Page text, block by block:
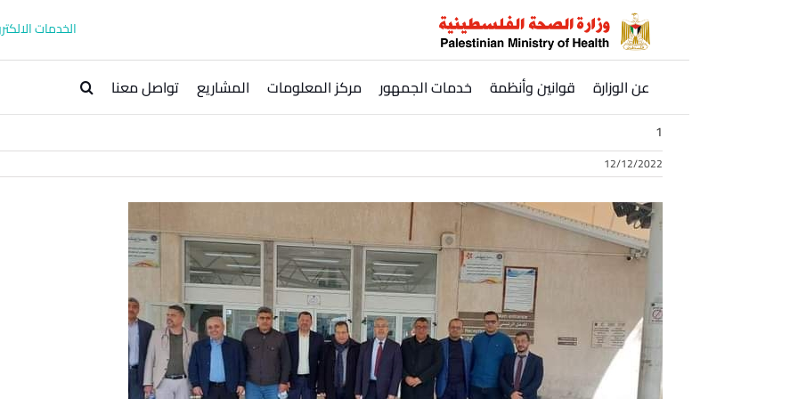
الخدمات
عن الوزارة قوانين وأنظمة خدمات الجمهور مركز المعلومات المشاريع تواصل معنا
1
12/12/2022